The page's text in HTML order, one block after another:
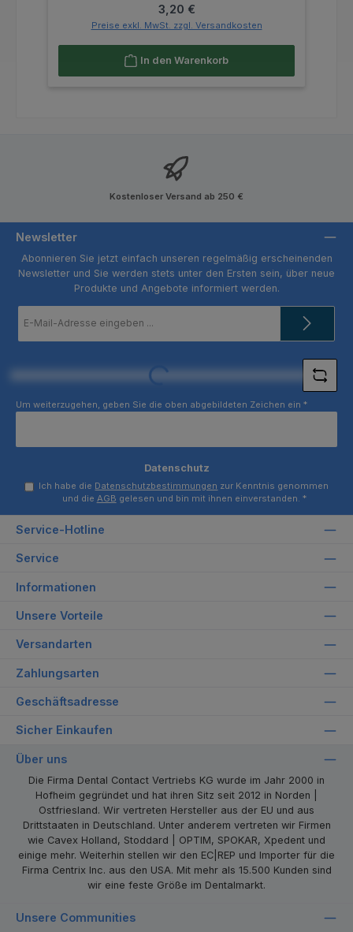
Regulärer Preis:
3,20 €
Preise exkl. MwSt. zzgl. Versandkosten
In den Warenkorb
Kostenloser Versand ab 250 €
Newsletter
Abonnieren Sie jetzt einfach unseren regelmäßig erscheinenden
Newsletter und Sie werden stets unter den Ersten sein, über neue
Produkte und Angebote informiert werden.
Mail-
Loading...
Um weiterzugehen, geben Sie die oben abgebildeten Zeichen ein *
Datenschutz
Ich habe die Datenschutzbestimmungen zur Kenntnis genommen
und die AGB gelesen und bin mit ihnen einverstanden. *
Service-Hotline
Service
Informationen
Unsere Vorteile
Versandarten
Zahlungsarten
Geschäftsadresse
Sicher Einkaufen
Über uns
Die Firma Dental Contact Vertriebs KG wurde im Jahr 2000 in
Hofheim gegründet und hat ihren Sitz seit 2012 in Norden |
Ostfriesland. Wir vertreten Hersteller aus der EU und aus
Drittstaaten in Deutschland. Unter anderem vertreten wir Firmen
wie Cavex Holland, Stoddard | OPTIM, SPOKAR, Xpedent und
einige mehr. Weiterhin stellen wir den EC|REP und Importer für die
Firma Centrix Inc. aus den USA. Mit mehr als 15.500 Kunden sind
wir eine feste Größe im Dentalmarkt.
Unsere Communities